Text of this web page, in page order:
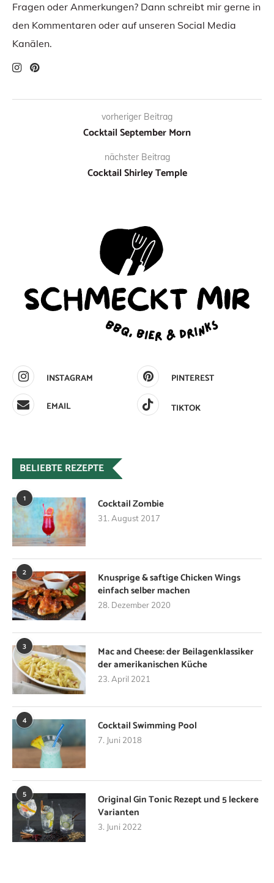
Fragen oder Anmerkungen? Dann schreibt mir gerne in
den Kommentaren oder auf unseren Social Media
Kanälen.
vorheriger Beitrag
Cocktail September Morn
nächster Beitrag
Cocktail Shirley Temple
INSTAGRAM
PINTEREST
EMAIL
TIKTOK
BELIEBTE REZEPTE
1 Cocktail Zombie
31. August 2017
2
Knusprige & saftige Chicken Wings
einfach selber machen
28. Dezember 2020
3
Mac and Cheese: der Beilagenklassiker
der amerikanischen Küche
23. April 2021
4 Cocktail Swimming Pool
7. Juni 2018
5
Original Gin Tonic Rezept und 5 leckere
Varianten
3. Juni 2022